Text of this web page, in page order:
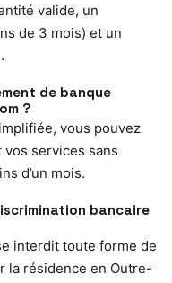
valide, un
de 3 mois) et un
de banque
?
vous pouvez
services sans
d’un mois.
bancaire
interdit toute forme de
la résidence en Outre-